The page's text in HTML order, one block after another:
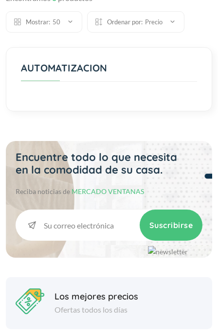
Mostrar: 50 Ordenar por: Precio
AUTOMATIZACION
Encuentre todo lo que necesita
en la comodidad de su casa.
Reciba noticias de MERCADO VENTANAS
Suscribirse
Los mejores precios
Ofertas todos los días